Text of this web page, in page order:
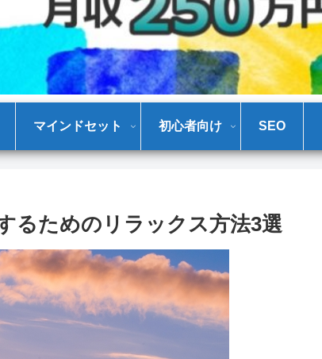
マインドセット 初心者向け SEO
るためのリラックス方法3選